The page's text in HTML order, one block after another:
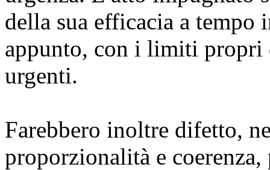
della sua efficacia a
appunto, con i limiti
urgenti.
Farebbero inoltre difetto,
proporzionalità e